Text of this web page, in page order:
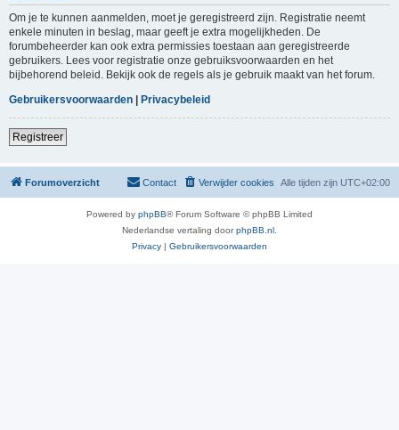
Om je te kunnen aanmelden, moet je geregistreerd zijn. Registratie neemt
enkele minuten in beslag, maar geeft je extra mogelijkheden. De
forumbeheerder kan ook extra permissies toestaan aan geregistreerde
gebruikers. Lees voor registratie onze gebruiksvoorwaarden en het
bijbehorend beleid. Bekijk ook de regels als je gebruik maakt van het forum.
Gebruikersvoorwaarden | Privacybeleid
Registreer
Forumoverzicht Alle tijden zijn UTC+02:00
Verwijder cookies
Contact
Powered by phpBB® Forum Software © phpBB Limited
Nederlandse vertaling doorphpBB.nl
Privacy | Gebruikersvoorwaarden